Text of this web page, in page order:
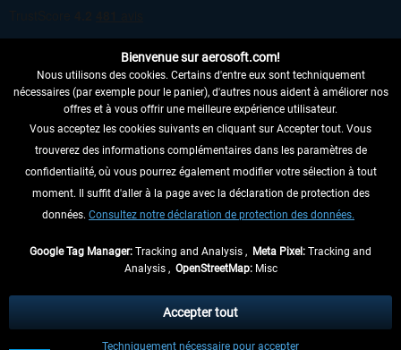
RENONCER AU CONTRAT ICI
INFORMATIONS
NE MANQUEZ PAS LES DERNIÈRES
échéant, frais de remboursement, si aucune description contraire.
** S'applique aux envois vers l'Allemagne. Pour les autres pays, veuillez
Bienvenue sur aerosoft.com!
Nous utilisons des cookies. Certains d'entre eux sont techniquement
nécessaires (par exemple pour le panier), d'autres nous aident à améliorer nos
offres et à vous offrir une meilleure expérience utilisateur.
Vous acceptez les cookies suivants en cliquant sur Accepter tout. Vous
trouverez des informations complémentaires dans les paramètres de
confidentialité, où vous pourrez également modifier votre sélection à tout
moment. Il suffit d'aller à la page avec la déclaration de protection des
données. Consultez notre déclaration de protection des données.
Google Tag Manager: Tracking and Analysis , Meta Pixel: Tracking and
Analysis , OpenStreetMap:Misc
Techniquement nécessaire pour accepter
Accepter tout